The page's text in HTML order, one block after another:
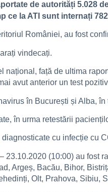
de autorități 5.028
ce la ATI sunt internați
României, au fost
vindecați.
național, față de ultima
avut anterior un test
în București și Alba,
în urma retestării
cu infecție cu
23.10.2020 (10:00) au fost
Argeș, Bacău, Bihor,
Olt, Prahova, Sibiu,